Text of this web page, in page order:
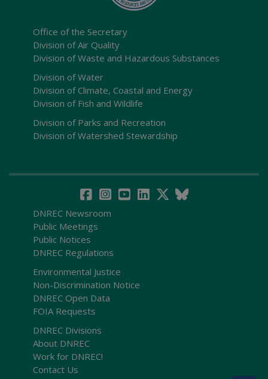
Office of the Secretary
Division of Air Quality
Division of Waste and Hazardous Substances
Division of Water
Division of Climate, Coastal and Energy
Division of Fish and Wildlife
Division of Parks and Recreation
Division of Watershed Stewardship
DNREC Newsroom
Public Meetings
Public Notices
DNREC Regulations
Environmental Justice
Non-Discrimination Notice
DNREC Open Data
FOIA Requests
DNREC Divisions
About DNREC
Work for DNREC!
Contact Us